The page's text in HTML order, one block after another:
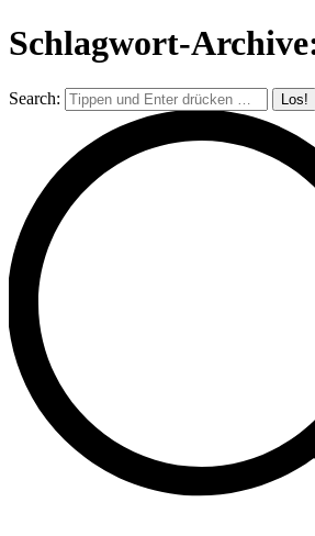
Schlagwort-
Search: